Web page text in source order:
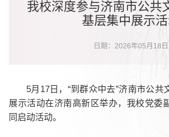
我校深度参与济南市公共
基层集中展示
日期：2026年05月18日
5月17日，“到群众中去”济南市公共
展示活动在济南高新区举办，我校党委
同启动活动。